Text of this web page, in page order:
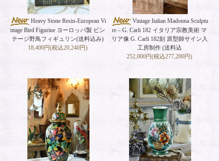
Heavy Stone Resin-European Vi
ntage Bird Figurine ヨーロッパ製 ビン
テージ野鳥フィギュリン(送料込み)
18,400円(税込20,240円)
Vintage Italian Madonna Sculptu
re – G. Carli 182 イタリア宗教美術 マ
リア像 G. Carli 182刻 原型師サイン入
工房制作 (送料込
252,000円(税込277,200円)